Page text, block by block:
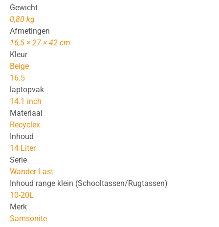
Gewicht
0,80 kg
Afmetingen
16,5 × 27 × 42 cm
Kleur
Beige
16.5
laptopvak
14.1 inch
Materiaal
Recyclex
Inhoud
14 Liter
Serie
Wander Last
Inhoud range klein (Schooltassen/Rugtassen)
10-20L
Merk
Samsonite